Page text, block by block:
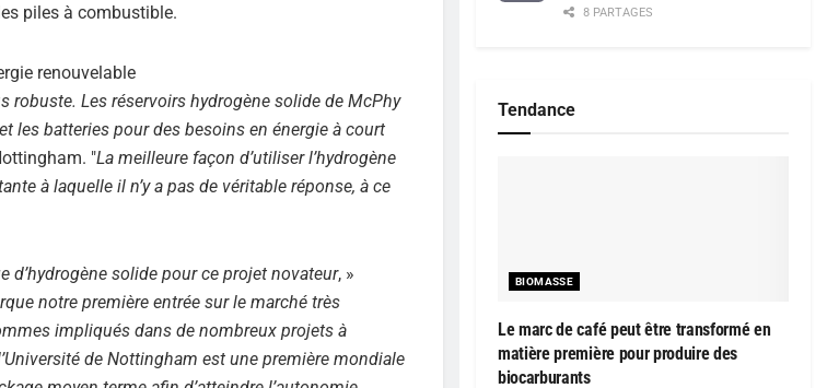
piles à combustible.
robuste. Les réservoirs hydrogène solide de McPhy
les batteries pour des besoins en énergie à court
"La meilleure façon d’utiliser l’hydrogène
à laquelle il n’y a pas de véritable réponse, à ce
d’hydrogène solide pour ce projet novateur, »
notre première entrée sur le marché très
impliqués dans de nombreux projets à
de Nottingham est une première mondiale
8 PARTAGES
Tendance
BIOMASSE
Le marc de café peut être transformé en
matière première pour produire des
biocarburants